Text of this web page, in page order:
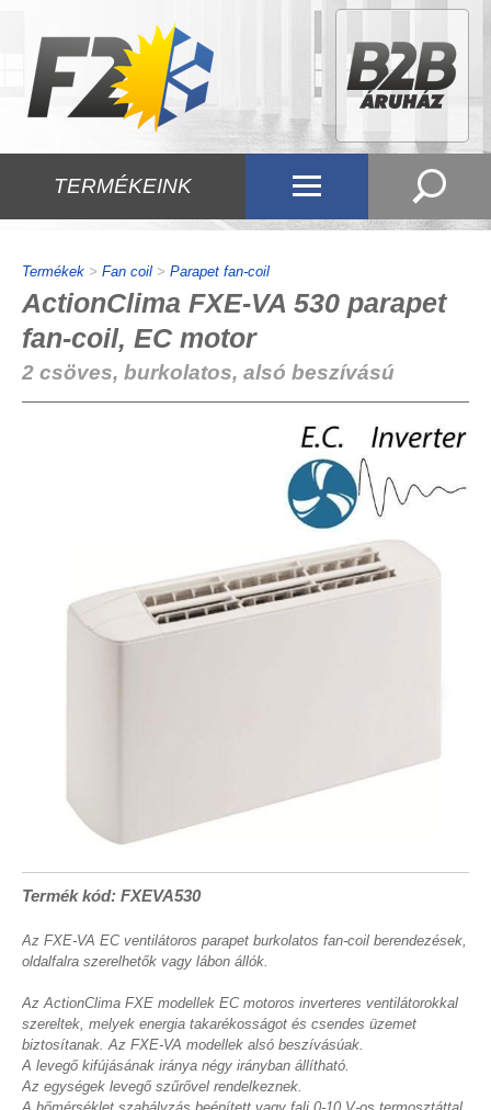
TERMÉKEINK
Termékek > Fan coil > Parapet fan-coil
ActionClima FXE-VA 530 parapet
fan-coil, EC motor
2 csöves, burkolatos, alsó beszívású
Termék kód: FXEVA530
Az FXE-VA EC ventilátoros parapet burkolatos fan-coil berendezések,
oldalfalra szerelhetők vagy lábon állók.
Az ActionClima FXE modellek EC motoros inverteres ventilátorokkal
szereltek, melyek energia takarékosságot és csendes üzemet
biztosítanak. Az FXE-VA modellek alsó beszívásúak.
A levegő kifújásának iránya négy irányban állítható.
Az egységek levegő szűrővel rendelkeznek.